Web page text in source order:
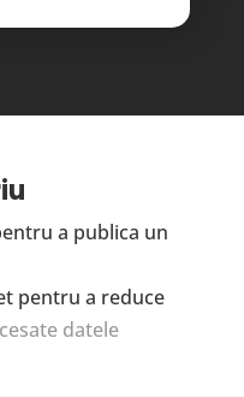
a publica un
pentru a reduce
datele